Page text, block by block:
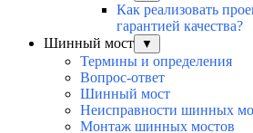
Как реализовать
гарантией качества?
Шинный мост
▼
Термины и определения
Вопрос-ответ
Шинный мост
Неисправности шинных
Монтаж шинных мостов